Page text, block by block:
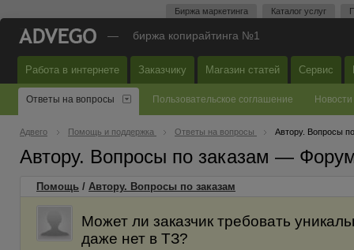
Биржа маркетинга Каталог услуг
— биржа копирайтинга №1
Работа в интернете Заказчику Магазин статей Сервис
Ответы на вопросы Пользовательское соглашение Новости
Адвего Помощь и поддержка Ответы на вопросы Автору. Вопросы
Автору. Вопросы по заказам —
Помощь / Автору. Вопросы по заказам
Может ли заказчик требовать
даже нет в ТЗ?